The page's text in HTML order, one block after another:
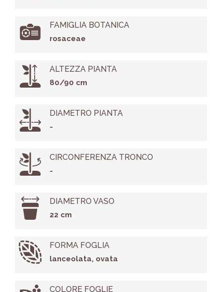
FAMIGLIA BOTANICA
rosaceae
ALTEZZA PIANTA
80/90 cm
DIAMETRO PIANTA
-
CIRCONFERENZA TRONCO
-
DIAMETRO VASO
22 cm
FORMA FOGLIA
lanceolata, ovata
COLORE FOGLIE